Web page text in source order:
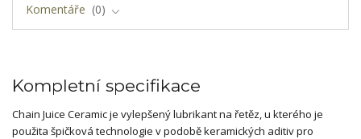
Komentáře
0
Kompletní specifikace
Chain Juice Ceramic je vylepšený lubrikant na řetěz, u kterého je
použita špičková technologie v podobě keramických aditiv pro